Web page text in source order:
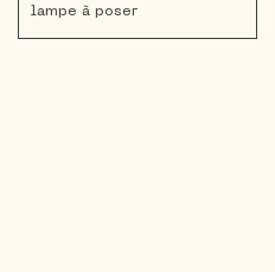
lampe à poser